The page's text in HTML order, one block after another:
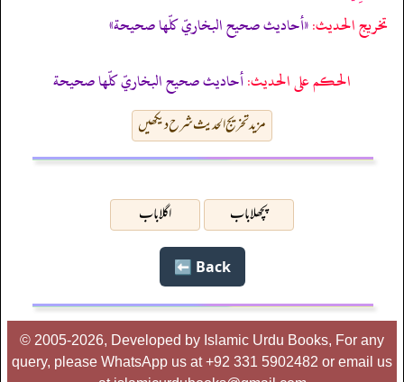
تخریج الحدیث:«أحاديث صحيح البخاريّ كلّها صحيحة»
الحكم على الحديث:أحاديث صحيح البخاريّ كلّها صحيحة
مزید تخریج الحدیث شرح دیکھیں
پچھلا باب اگلا باب
Back ⬅️
© 2005-2026, Developed by Islamic Urdu Books, For any
query, please WhatsApp us at +92 331 5902482 or email us